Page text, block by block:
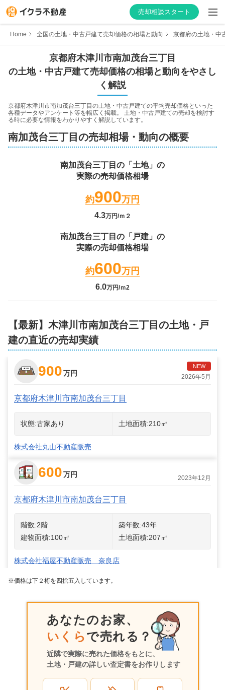
売却相談スタート
はじめての方へ
不動産会社を探す
不動産会社向け情報
Home 全国の土地・中古戸建て売却価格の相場と動向 京都府の土地・中
京都府木津川市南加茂台三丁目
の土地・中古戸建て売却価格の相場と動向をやさし
く解説
京都府木津川市南加茂台三丁目 の土地・中古戸建ての平均売却価格といった
各種データやアンケート等を幅広く掲載。 土地・中古戸建ての売却を検討す
る時に必要な情報をわかりやすく解説しています。
南加茂台三丁目 の売却相場・動向の概要
南加茂台三丁目 の「土地」の
実際の売却価格相場
約900万円
4.3万円/ｍ２
南加茂台三丁目 の「戸建」の
実際の売却価格相場
約600万円
6.0万円/ｍ2
【最新】木津川市南加茂台三丁目の土地・戸
建の直近の売却実績
NEW
900万円 2026年5月
京都府木津川市南加茂台三丁目
状態:古家あり 土地面積:210㎡
株式会社丸山不動産販売
600万円 2023年12月
京都府木津川市南加茂台三丁目
階数:2階 築年数:43年
建物面積:100㎡ 土地面積:207㎡
株式会社福屋不動産販売 奈良店
※価格は下２桁を四捨五入しています。
あなたのお家、
いくらで売れる？
近隣で実際に売れた価格をもとに、
土地・戸建の詳しい査定書をお作りします